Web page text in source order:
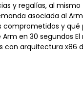
y regalías, al
asociada al Arm
y
en 30 segundos
arquitectura x86